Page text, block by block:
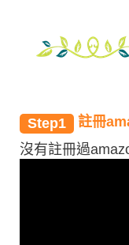
Step1
註冊
沒有註冊過